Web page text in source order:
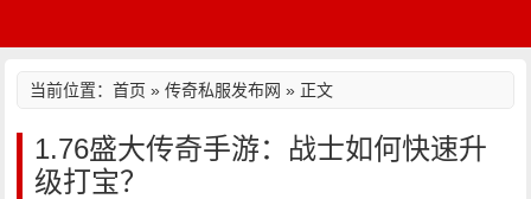
当前位置：首页 »传奇私服发布网 » 正文
1.76盛大传奇手游：战士如何快速升
级打宝？